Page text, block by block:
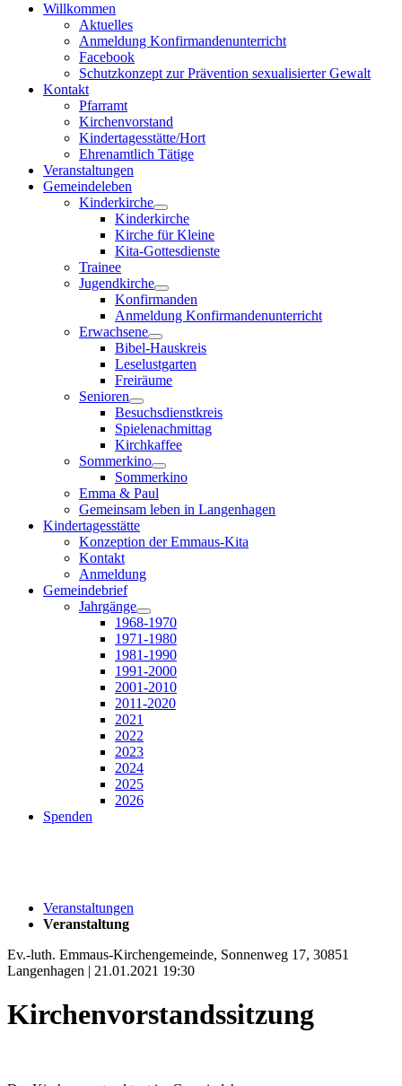
Willkommen
Aktuelles
Anmeldung Konfirmandenunterricht
Facebook
Schutzkonzept zur Prävention sexualisierter Gewalt
Kontakt
Pfarramt
Kirchenvorstand
Kindertagesstätte/Hort
Ehrenamtlich Tätige
Veranstaltungen
Gemeindeleben
Kinderkirche
Kinderkirche
Kirche für Kleine
Kita-Gottesdienste
Trainee
Jugendkirche
Konfirmanden
Anmeldung Konfirmandenunterricht
Erwachsene
Bibel-Hauskreis
Leselustgarten
Freiräume
Senioren
Besuchsdienstkreis
Spielenachmittag
Kirchkaffee
Sommerkino
Sommerkino
Emma & Paul
Gemeinsam leben in Langenhagen
Kindertagesstätte
Konzeption der Emmaus-Kita
Kontakt
Anmeldung
Gemeindebrief
Jahrgänge
1968-1970
1971-1980
1981-1990
1991-2000
2001-2010
2011-2020
2021
2022
2023
2024
2025
2026
Spenden
Veranstaltungen
Veranstaltung
Ev.-luth. Emmaus-Kirchengemeinde, Sonnenweg 17, 30851
Langenhagen | 21.01.2021 19:30
Kirchenvorstandssitzung